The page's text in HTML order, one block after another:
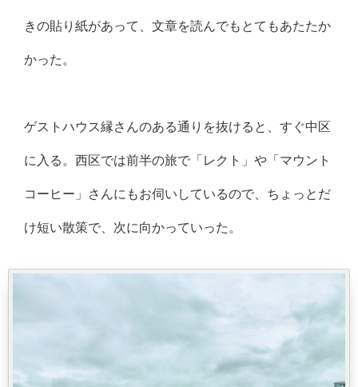
きの貼り紙があって、文章を読んでもとてもあたたか
かった。
ゲストハウス縁さんのある通りを抜けると、すぐ中区
に入る。西区では前半の旅で「レクト」や「マウント
コーヒー」さんにもお伺いしているので、ちょっとだ
け短い散策で、次に向かっていった。